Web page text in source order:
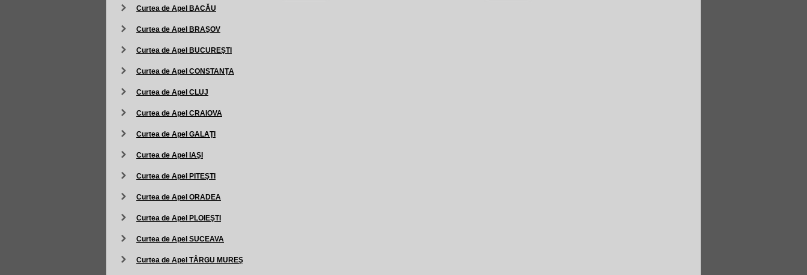
Curtea de Apel BACĂU
Curtea de Apel BRAŞOV
Curtea de Apel BUCUREŞTI
Curtea de Apel CONSTANŢA
Curtea de Apel CLUJ
Curtea de Apel CRAIOVA
Curtea de Apel GALAŢI
Curtea de Apel IAŞI
Curtea de Apel PITEŞTI
Curtea de Apel ORADEA
Curtea de Apel PLOIEŞTI
Curtea de Apel SUCEAVA
Curtea de Apel TÂRGU MUREŞ